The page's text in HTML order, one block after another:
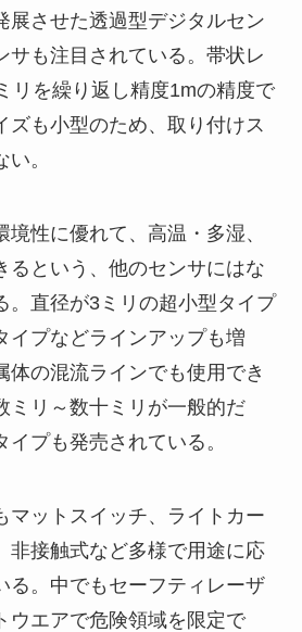
展させた透過型デジタルセン
サも注目されている。帯状レ
リを繰り返し精度1mの精度で
ズも小型のため、取り付けス
。
性に優れて、高温・多湿、
るという、他のセンサにはな
。直径が3ミリの超小型タイプ
イプなどラインアップも増
体の混流ラインでも使用でき
ミリ～数十ミリが一般的だ
プも発売されている。
マットスイッチ、ライトカー
非接触式など多様で用途に応
る。中でもセーフティレーザ
ウエアで危険領域を限定で